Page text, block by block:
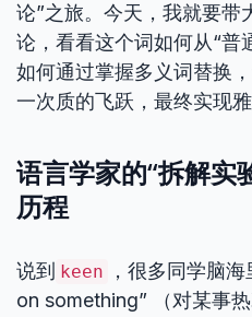
论”之旅。今天，我就要带
论，看看这个词如何从“普
如何通过掌握多义词替换
一次质的飞跃，最终实现
语言学家的“拆解实
历程
说到 keen
，很多同学脑
on something” （对某事